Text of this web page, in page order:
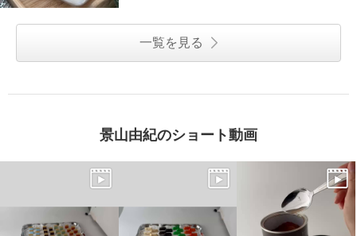
一覧を見る
景山由紀のショート動画